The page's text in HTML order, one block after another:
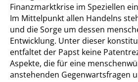
Finanzmarktkrise im Speziellen
Im Mittelpunkt allen Handelns
und die Sorge um dessen
Entwicklung. Unter dieser
entfaltet der Papst keine
Aspekte, die für eine
anstehenden Gegenwartsfragen